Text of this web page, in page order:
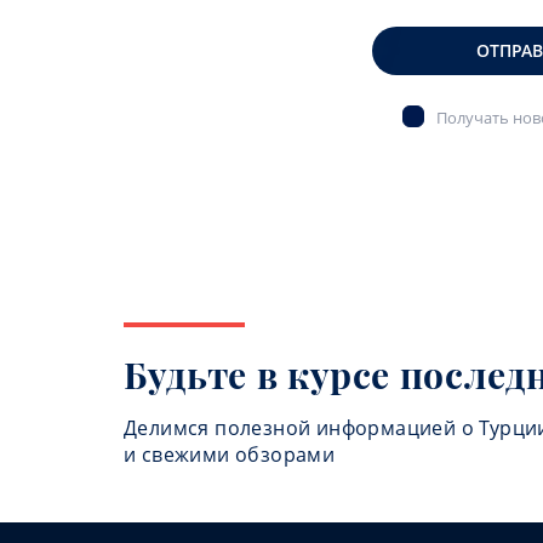
Получать
Будьте в курсе
Делимся полезной информацией о
и свежими обзорами